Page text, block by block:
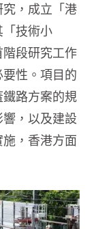
，成立「港
技術小
段研究工作
性。項目的
路方案的規
，以及建設
，香港方面